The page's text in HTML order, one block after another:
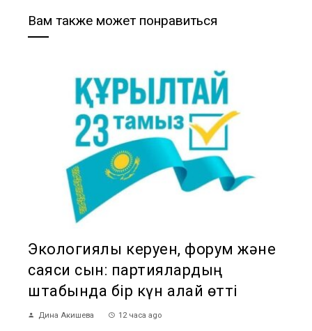
Вам также может понравиться
Экологиялық керуен, форум және
саяси сын: партиялардың
штабында бір күн қалай өтті
Дина Акишева 12 часа ago